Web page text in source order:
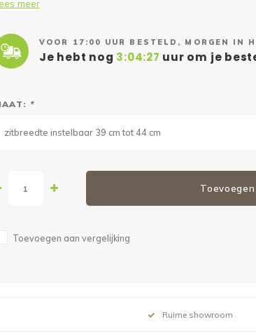
meer
VOOR 17:00 UUR BESTELD, MORGEN IN
Je hebt nog 3:04:26 uur om je
*
zitbreedte instelbaar 39 cm tot 44 cm
Toevoegen aan vergelijking
Ruime showroom